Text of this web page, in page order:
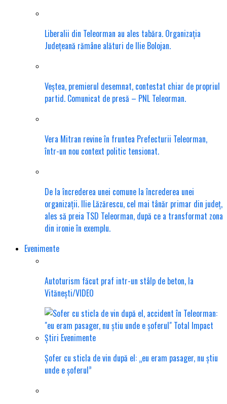
Liberalii din Teleorman au ales tabăra. Organizația
Județeană rămâne alături de Ilie Bolojan.
Veștea, premierul desemnat, contestat chiar de propriul
partid. Comunicat de presă – PNL Teleorman.
Vera Mitran revine în fruntea Prefecturii Teleorman,
într-un nou context politic tensionat.
De la încrederea unei comune la încrederea unei
organizații. Ilie Lăzărescu, cel mai tânăr primar din județ,
ales să preia TSD Teleorman, după ce a transformat zona
din ironie în exemplu.
Evenimente
Autoturism făcut praf intr-un stâlp de beton, la
Vitănești/VIDEO
Șofer cu sticla de vin după el: „eu eram pasager, nu știu
unde e șoferul”